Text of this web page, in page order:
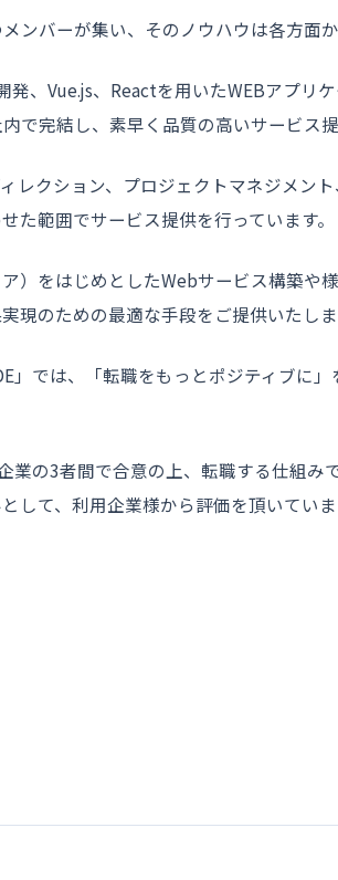
ンバーが集い、そのノウハウは各方面
、Vue.js、Reactを用いたWEBアプリ
で完結し、素早く品質の高いサービス提
レクション、プロジェクトマネジメン
た範囲でサービス提供を行っています。
）をはじめとしたWebサービス構築や
現のための最適な手段をご提供いたしま
」では、「転職をもっとポジティブに
業の3者間で合意の上、転職する仕組
して、利用企業様から評価を頂いていま